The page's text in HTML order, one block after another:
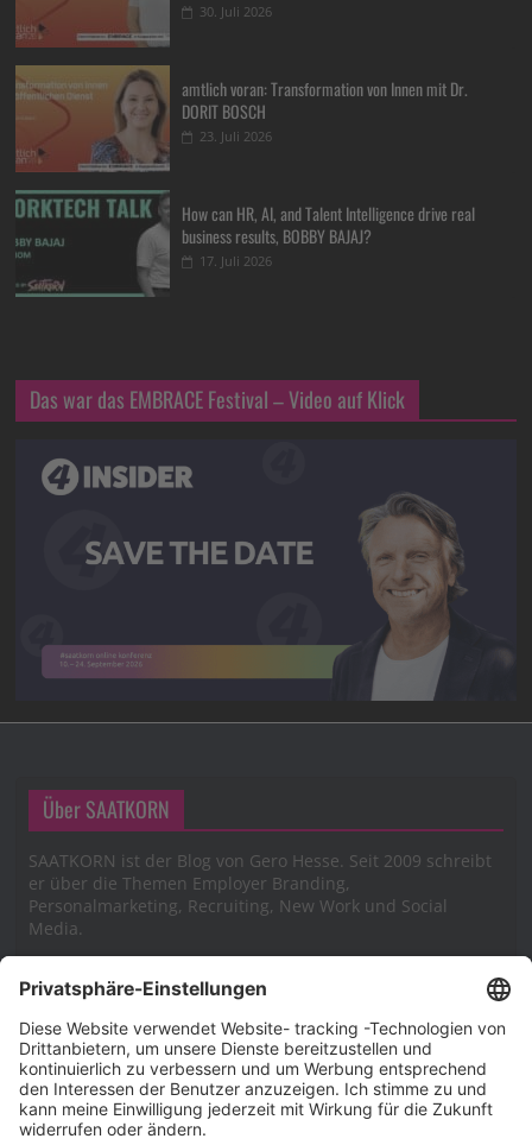
30. Juli 2026
amtlich voran: Transformation von Innen mit Dr.
DORIT BOSCH
23. Juli 2026
How can HR, AI, and Talent Intelligence drive real
business results, BOBBY BAJAJ?
17. Juli 2026
Das war das EMBRACE Festival – Video auf Klick
Über SAATKORN
SAATKORN ist der Blog von Gero Hesse. Seit 2009 schreibt
er über die Themen Employer Branding,
Personalmarketing, Recruiting, New Work und Social
Media.
Impressum
Impressum